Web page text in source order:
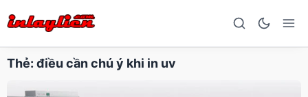
Thẻ: điều cần chú ý khi in uv